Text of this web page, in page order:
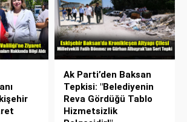
Ak Parti’den Baksan
Tepkisi: "Belediyenin
Reva Gördüğü Tablo
Hizmetsizlik